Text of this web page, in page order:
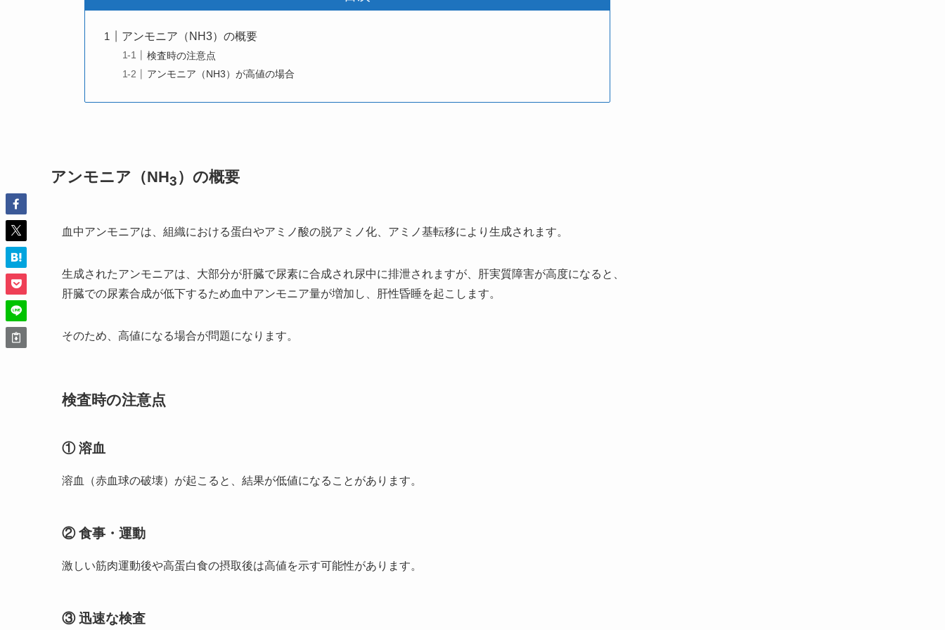
アンモニア（NH3）の概要
検査時の注意点
アンモニア（NH3）が高値の場合
アンモニア（NH3）の概要
血中アンモニアは、組織における蛋白やアミノ酸の脱アミノ化、アミノ基転移により生成されます。
生成されたアンモニアは、大部分が肝臓で尿素に合成され尿中に排泄されますが、肝実質障害が高度になると、
肝臓での尿素合成が低下するため血中アンモニア量が増加し、肝性昏睡を起こします。
そのため、高値になる場合が問題になります。
検査時の注意点
① 溶血
溶血（赤血球の破壊）が起こると、結果が低値になることがあります。
② 食事・運動
激しい筋肉運動後や高蛋白食の摂取後は高値を示す可能性があります。
③ 迅速な検査